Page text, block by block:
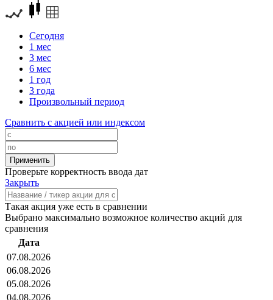
Сегодня
1 мес
3 мес
6 мес
1 год
3 года
Произвольный период
Сравнить с акцией или индексом
Проверьте корректность ввода дат
Закрыть
Такая акция уже есть в сравнении
Выбрано максимально возможное количество акций для
сравнения
Дата
07.08.2026
06.08.2026
05.08.2026
04.08.2026